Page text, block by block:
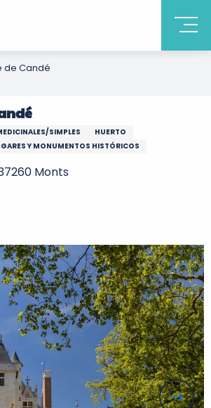
de Candé
SIMPLES
HUERTO
Y MONUMENTOS HISTÓRICOS
Monts
aux favoris